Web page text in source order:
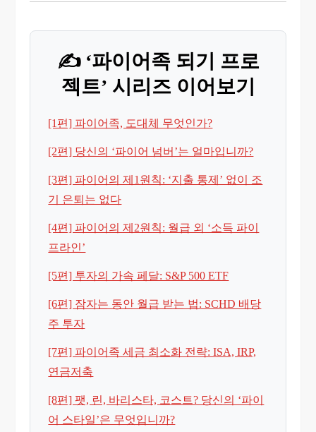
✍️ ‘파이어족 되기 프로
젝트’ 시리즈 이어보기
[1편] 파이어족, 도대체 무엇인가?
[2편] 당신의 ‘파이어 넘버’는 얼마입니까?
[3편] 파이어의 제1원칙: ‘지출 통제’ 없이 조
기 은퇴는 없다
[4편] 파이어의 제2원칙: 월급 외 ‘소득 파이
프라인’
[5편] 투자의 가속 페달: S&P 500 ETF
[6편] 잠자는 동안 월급 받는 법: SCHD 배당
주 투자
[7편] 파이어족 세금 최소화 전략: ISA, IRP,
연금저축
[8편] 팻, 린, 바리스타, 코스트? 당신의 ‘파이
어 스타일’은 무엇입니까?